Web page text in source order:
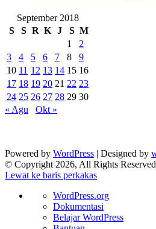
September 2018
S
S R K J S M
1
2
3
4 5 6 7 8
9
10 11 12 13 14 15 16
17 18 19 20 21 22 23
24 25 26 27 28 29 30
« Agu
Okt »
Powered by WordPress | Designed by
© Copyright 2026, All Rights Reserved
Lewat ke baris perkakas
Tentang
WordPress
WordPress.org
Dokumentasi
Belajar WordPress